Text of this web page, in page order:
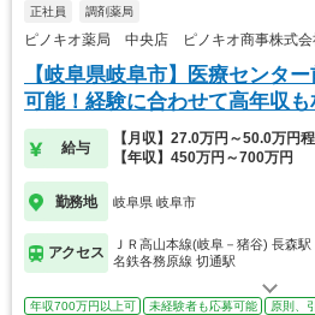
正社員 調剤薬局
ピノキオ薬局 中央店 ピノキオ商事株式会
【岐阜県岐阜市】医療センタ
可能！経験に合わせて高年収も
給与
【月収】27.0万円～50.0万円
【年収】450万円～700万円
勤務地 岐阜県 岐阜市
アクセス
ＪＲ高山本線(岐阜－猪谷) 長森駅
名鉄各務原線 切通駅
年収700万円以上可 未経験者も応募可能
原則、